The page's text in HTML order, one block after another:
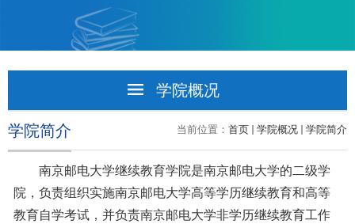
学院概况
学院简介
学院领导
机构设置
当前位置： 首页 学院概况 学院简介
学院简介
南京邮电大学继续教育学院是南京邮电大学的二级学
院，负责组织实施南京邮电大学高等学历继续教育和高等
教育自学考试，并负责南京邮电大学非学历继续教育工作